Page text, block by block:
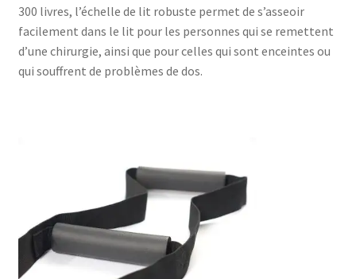
300 livres, l’échelle de lit robuste permet de s’asseoir
facilement dans le lit pour les personnes qui se remettent
d’une chirurgie, ainsi que pour celles qui sont enceintes ou
qui souffrent de problèmes de dos.